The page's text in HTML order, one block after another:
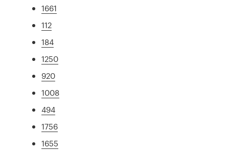
1661
112
184
1250
920
1008
494
1756
1655